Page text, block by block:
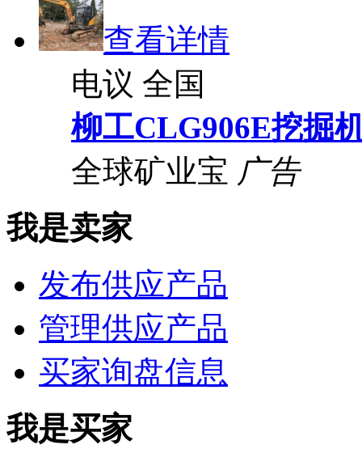
查看详情
电议 全国
柳工CLG906E挖掘
全球矿业宝 广告
我是卖家
发布供应产品
管理供应产品
买家询盘信息
我是买家